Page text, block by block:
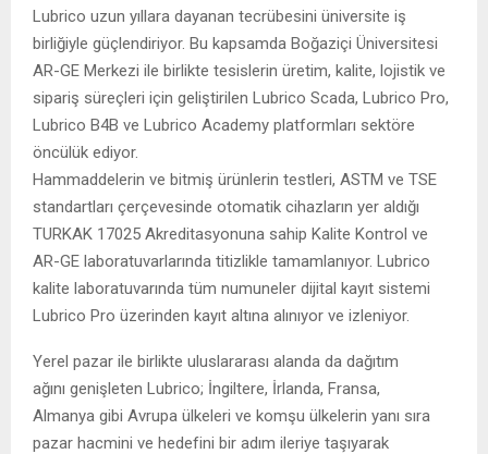
Lubrico uzun yıllara dayanan tecrübesini üniversite iş
birliğiyle güçlendiriyor. Bu kapsamda Boğaziçi Üniversitesi
AR-GE Merkezi ile birlikte tesislerin üretim, kalite, lojistik ve
sipariş süreçleri için geliştirilen Lubrico Scada, Lubrico Pro,
Lubrico B4B ve Lubrico Academy platformları sektöre
öncülük ediyor.
Hammaddelerin ve bitmiş ürünlerin testleri, ASTM ve TSE
standartları çerçevesinde otomatik cihazların yer aldığı
TURKAK 17025 Akreditasyonuna sahip Kalite Kontrol ve
AR-GE laboratuvarlarında titizlikle tamamlanıyor. Lubrico
kalite laboratuvarında tüm numuneler dijital kayıt sistemi
Lubrico Pro üzerinden kayıt altına alınıyor ve izleniyor.
Yerel pazar ile birlikte uluslararası alanda da dağıtım
ağını genişleten Lubrico; İngiltere, İrlanda, Fransa,
Almanya gibi Avrupa ülkeleri ve komşu ülkelerin yanı sıra
pazar hacmini ve hedefini bir adım ileriye taşıyarak